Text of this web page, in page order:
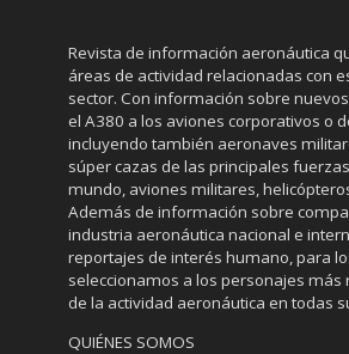
Revista de información aeronáutica
áreas de actividad relacionadas con
sector. Con información sobre
el A380 a los aviones corporativos o
incluyendo también aeronaves
súper cazas de las principales
mundo, aviones militares,
Además de información sobre
industria aeronáutica nacional e
reportajes de interés humano, para
seleccionamos a los personajes más
de la actividad aeronáutica en todas
QUIÉNES SOMOS